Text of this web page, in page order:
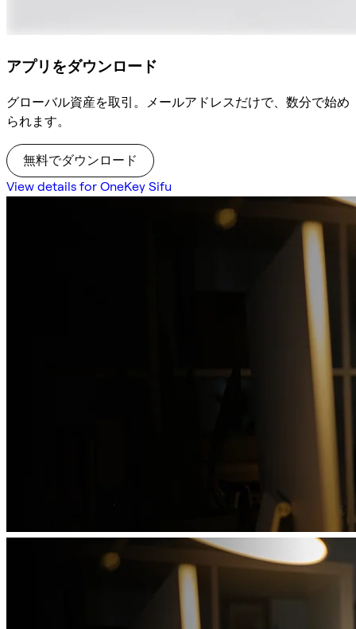
アプリをダウンロード
グローバル資産を取引。メールアドレスだけで、数分で始め
られます。
無料でダウンロード
View details for OneKey Sifu